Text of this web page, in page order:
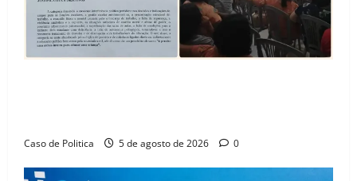
Caso de Politica 5 de agosto de 2026 0